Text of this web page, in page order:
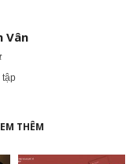
Vân
tập
THÊM